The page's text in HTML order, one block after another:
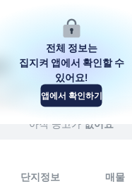
흥동로35번길 16-2
아직 공고가 없어요
단지정보 매물
전체 정보는
집지켜 앱에서 확인할 수
있어요!
앱에서 확인하기